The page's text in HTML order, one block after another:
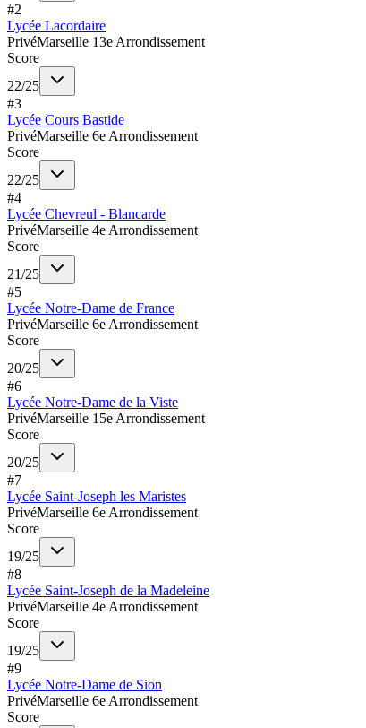
#2
Lycée Lacordaire
PrivéMarseille 13e Arrondissement
Score
22/25
#3
Lycée Cours Bastide
PrivéMarseille 6e Arrondissement
Score
22/25
#4
Lycée Chevreul - Blancarde
PrivéMarseille 4e Arrondissement
Score
21/25
#5
Lycée Notre-Dame de France
PrivéMarseille 6e Arrondissement
Score
20/25
#6
Lycée Notre-Dame de la Viste
PrivéMarseille 15e Arrondissement
Score
20/25
#7
Lycée Saint-Joseph les Maristes
PrivéMarseille 6e Arrondissement
Score
19/25
#8
Lycée Saint-Joseph de la Madeleine
PrivéMarseille 4e Arrondissement
Score
19/25
#9
Lycée Notre-Dame de Sion
PrivéMarseille 6e Arrondissement
Score